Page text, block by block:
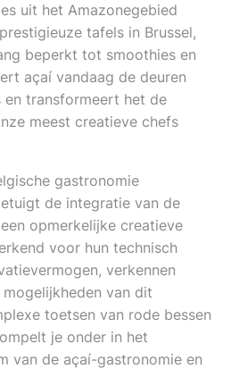
uit het Amazonegebied
tafels in Brussel,
beperkt tot smoothies en
açaí vandaag de deuren
en transformeert het de
meest creatieve chefs
gastronomie
de integratie van de
opmerkelijke creatieve
voor hun technisch
verkennen
van dit
toetsen van rode bessen
je onder in het
van de açaí-gastronomie en